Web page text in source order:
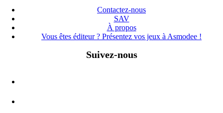
Contactez-nous
SAV
À propos
Vous êtes éditeur ? Présentez vos jeux à Asmodee !
Suivez-nous